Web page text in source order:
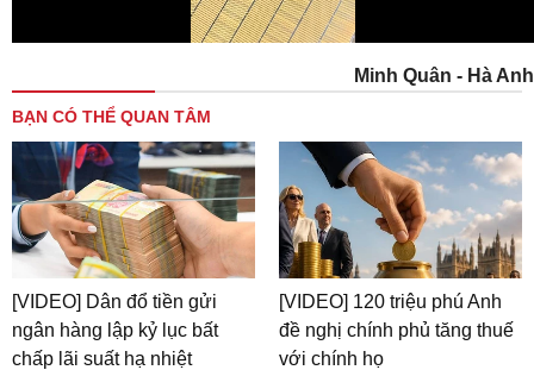
Minh Quân - Hà Anh
BẠN CÓ THỂ QUAN TÂM
[VIDEO] Dân đổ tiền gửi
ngân hàng lập kỷ lục bất
chấp lãi suất hạ nhiệt
[VIDEO] 120 triệu phú Anh
đề nghị chính phủ tăng thuế
với chính họ